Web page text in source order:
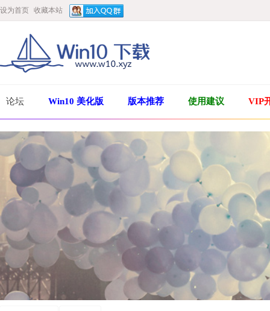
设为首页 收藏本站
论坛 Win10 美化版 版本推荐 使用建议 VIP